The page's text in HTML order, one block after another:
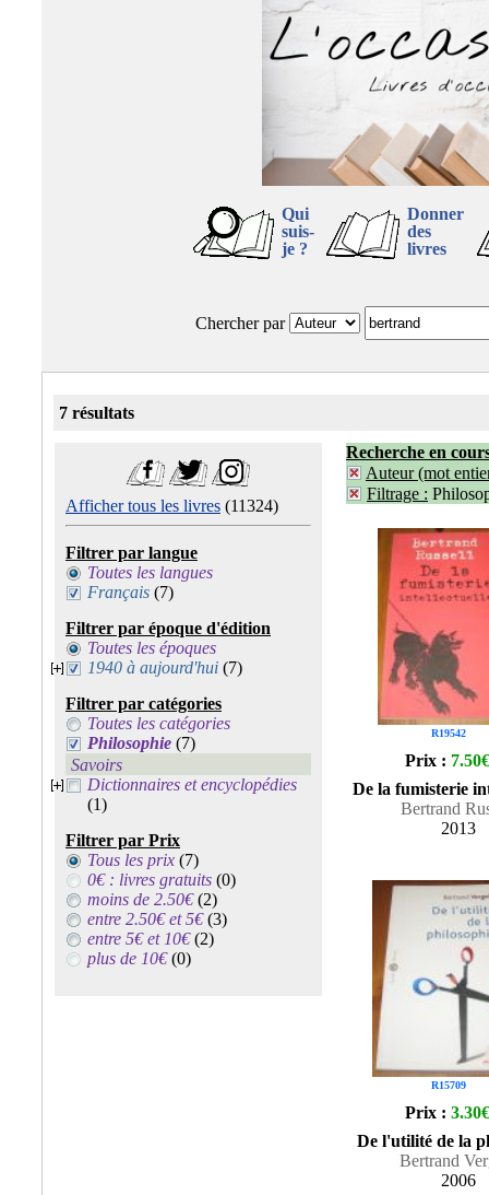
Qui
suis-
je ?
Donner
des
livres
Chercher par
7 résultats
Afficher tous les livres (11324)
Filtrer par langue
Toutes les langues
Français (7)
Filtrer par époque d'édition
Toutes les époques
1940 à aujourd'hui (7)
Filtrer par catégories
Toutes les catégories
Philosophie (7)
Savoirs
Dictionnaires et encyclopédies
(1)
Filtrer par Prix
Tous les prix (7)
0€ : livres gratuits (0)
moins de 2.50€(2)
entre 2.50€ et 5€(3)
entre 5€ et 10€(2)
plus de 10€(0)
Recherche en
Auteur (mot
Filtrage :
R19542
Prix : 7.50€
De la fumisterie
Bertrand
2013
R15709
Prix : 3.30€
De l'utilité de la
Bertrand
2006